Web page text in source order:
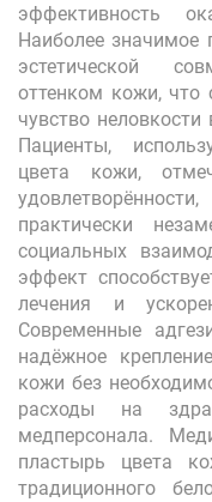
эффективность
Наиболее значимое
эстетической
оттенком кожи, что
чувство
Пациенты,
цвета кожи,
практически
социальных
эффект
лечения и
Современные
надёжное
кожи без
расходы на
медперсонала.
пластырь цвета
традиционного